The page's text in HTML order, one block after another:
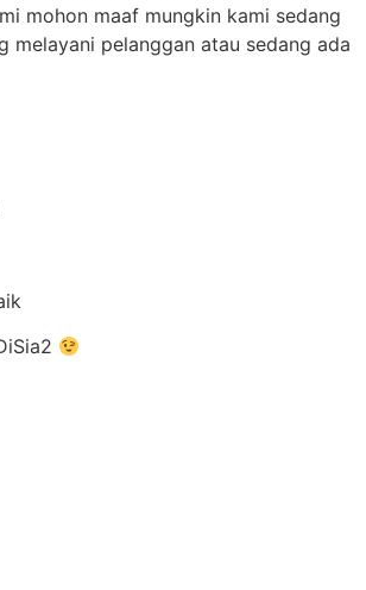
mohon maaf mungkin kami sedang
melayani pelanggan atau sedang ada